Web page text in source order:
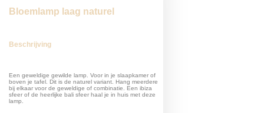
Bloemlamp laag naturel
Beschrijving
Een geweldige gewilde lamp. Voor in je slaapkamer of
boven je tafel. Dit is de naturel variant. Hang meerdere
bij elkaar voor de geweldige of combinatie. Een ibiza
sfeer of de heerlijke bali sfeer haal je in huis met deze
lamp.